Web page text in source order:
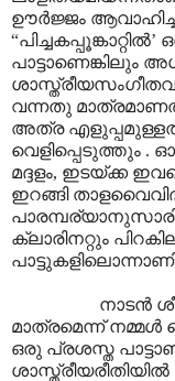
ഊർജ്ജം
പാട്ടാണെങ്കിലും
വന്നതു
അത്ര
വെളിപ്പെടുത്തും .
മദ്ദളം, ഇടയ്ക്ക
ഇറങ്ങി
ക്ലാരിനറ്റും
നാടൻ
മാത്രമെന്ന് നമ്മൾ
ഒരു പ്രശസ്ത
ശാസ്ത്രീയരീതിയിൽ